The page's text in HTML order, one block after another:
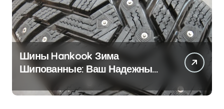
Шины Hankook Зима
Шипованные: Ваш Надежный
Партнёр на Снежных Дорогах